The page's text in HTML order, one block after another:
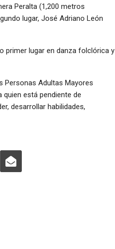
Peralta (1,200 metros
lugar, José Adriano León
primer lugar en danza folclórica y
Personas Adultas Mayores
está pendiente de
desarrollar habilidades,